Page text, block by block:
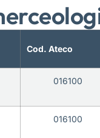
Cod. Ateco
016100
016100